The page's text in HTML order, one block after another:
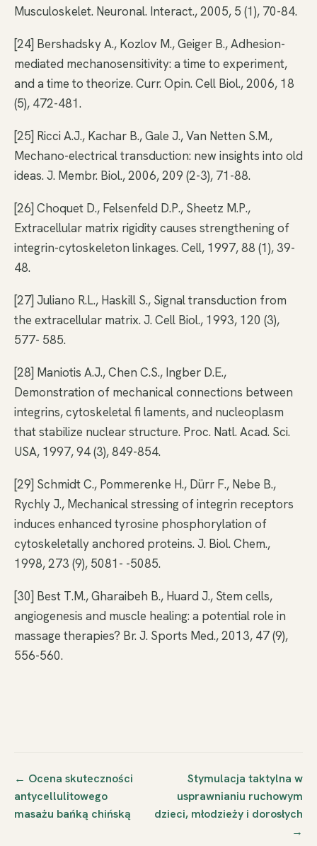
Musculoskelet. Neuronal. Interact., 2005, 5 (1), 70-84.
[24] Bershadsky A., Kozlov M., Geiger B., Adhesion-
mediated mechanosensitivity: a time to experiment,
and a time to theorize. Curr. Opin. Cell Biol., 2006, 18
(5), 472-481.
[25] Ricci A.J., Kachar B., Gale J., Van Netten S.M.,
Mechano-electrical transduction: new insights into old
ideas. J. Membr. Biol., 2006, 209 (2-3), 71-88.
[26] Choquet D., Felsenfeld D.P., Sheetz M.P.,
Extracellular matrix rigidity causes strengthening of
integrin-cytoskeleton linkages. Cell, 1997, 88 (1), 39-
48.
[27] Juliano R.L., Haskill S., Signal transduction from
the extracellular matrix. J. Cell Biol., 1993, 120 (3),
577- 585.
[28] Maniotis A.J., Chen C.S., Ingber D.E.,
Demonstration of mechanical connections between
integrins, cytoskeletal fi laments, and nucleoplasm
that stabilize nuclear structure. Proc. Natl. Acad. Sci.
USA, 1997, 94 (3), 849-854.
[29] Schmidt C., Pommerenke H., Dürr F., Nebe B.,
Rychly J., Mechanical stressing of integrin receptors
induces enhanced tyrosine phosphorylation of
cytoskeletally anchored proteins. J. Biol. Chem.,
1998, 273 (9), 5081- -5085.
[30] Best T.M., Gharaibeh B., Huard J., Stem cells,
angiogenesis and muscle healing: a potential role in
massage therapies? Br. J. Sports Med., 2013, 47 (9),
556-560.
← Ocena skuteczności
antycellulitowego
masażu bańką chińską
Stymulacja taktylna w
usprawnianiu ruchowym
dzieci, młodzieży i dorosłych
→